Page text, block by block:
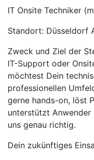
IT Onsite Techniker
Standort: Düsseldorf
Zweck und Ziel der
IT-Support oder
möchtest Dein
professionellen
gerne hands-on, löst
unterstützt
uns genau richtig.
Dein zukünftiges